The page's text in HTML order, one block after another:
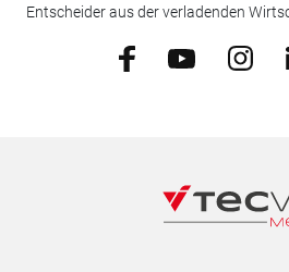
Entscheider aus der verladenden